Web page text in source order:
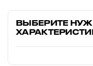
ВЫБЕРИТЕ